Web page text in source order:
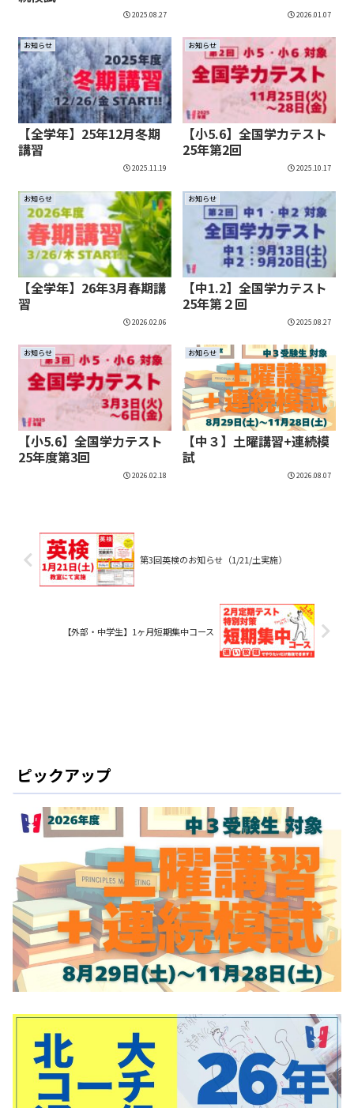
2025.08.27 2026.01.07
お知らせ
【全学年】25年12月冬期
講習
2025.11.19
お知らせ
【小5.6】全国学力テスト
25年第2回
2025.10.17
お知らせ
【全学年】26年3月春期講
習
2026.02.06
お知らせ
【中1.2】全国学力テスト
25年第２回
2025.08.27
お知らせ
【小5.6】全国学力テスト
25年度第3回
2026.02.18
お知らせ
【中３】土曜講習+連続模
試
2026.08.07
第3回英検のお知らせ（1/21/土実施）
【外部・中学生】1ヶ月短期集中コース
ピックアップ